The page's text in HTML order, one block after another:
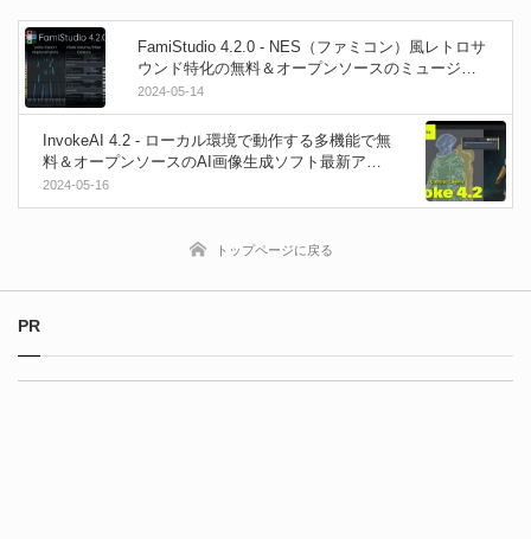
FamiStudio 4.2.0 - NES（ファミコン）風レトロサ
ウンド特化の無料＆オープンソースのミュージッ
クエディタ！安定性が向上した最新アップデート
が公開！Win＆Mac＆Linuix＆Android
2024-05-14
InvokeAI 4.2 - ローカル環境で動作する多機能で無
料＆オープンソースのAI画像生成ソフト最新アッ
プデート！
2024-05-16
トップページに戻る
PR